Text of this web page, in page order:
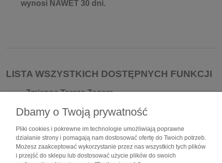
wynosi NAWET 30 dni.
LISTA WSZYSTKICH DOSTĘPNYCH FUNKCJI
Zmienne Tarcze Zegara
cyferblatów w aplikacji
Zmienny Styl interfejsu( Lista, okrąg, spirala, kafelki
itp.)
Regulacja jasności ekranu
Dbamy o Twoją prywatność
Pliki cookies i pokrewne im technologie umożliwiają poprawne
działanie strony i pomagają nam dostosować ofertę do Twoich potrzeb.
Możesz zaakceptować wykorzystanie przez nas wszystkich tych plików
i przejść do sklepu lub dostosować użycie plików do swoich